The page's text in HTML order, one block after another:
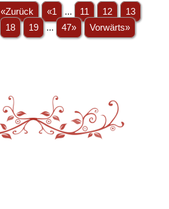
«Zurück «1 ... 11 12
13
18 19 ... 47» Vorwärts»